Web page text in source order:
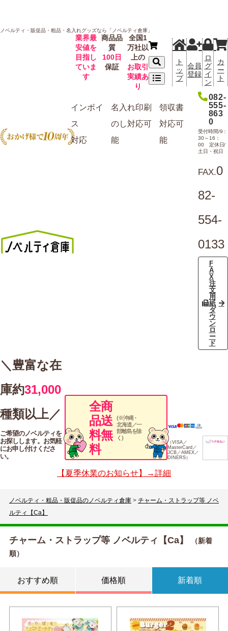
ノベルティ・販促品・粗品・名入れグッズなら「ノベルティ倉庫」
ト
ッ
プ
会員
登録
ロ
グ
イ
ン
カ
ー
ト
業界最
安値を
目指し
ていま
す
商品品
質
100日
保証
全国1
万社以
上の
お取引
実績あ
り
インボイ
ス
対応
名入れ印刷
のし対応可
能
領収書
対応可
能
082-
555-
863
0
受付時間/9：
30～16：
00 定休日/
土日・祝日
FAX.0
82-
554-
0133
F
A
X
注
文
用
紙
ダ
ウ
ン
ロ
ー
ド
＼豊富な在
庫約31,000
種類以上／
ご希望のノベルティを
お探しします。お気軽
にお申し付けくださ
い。
全商
品送
料無
料
(※沖縄・
北海道／一
部離島を除
く)
（VISA／
MasterCard／
JCB／AMEX／
DINERS）
【夏季休業のお知らせ】→詳細
ノベルティ・粗品・販促品のノベルティ倉庫 > チャーム・ストラップ等 ノベ
ルティ【Ca】
チャーム・ストラップ等 ノベルティ【Ca】
（新着
順）
おすすめ順 価格順 新着順